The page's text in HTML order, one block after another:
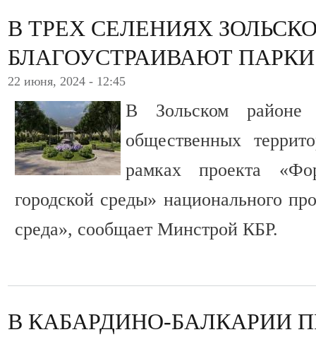
В ТРЕХ СЕЛЕНИЯХ
БЛАГОУСТРАИВАЮТ
22 июня, 2024 - 12:45
В Зольском районе
общественных
рамках проекта
городской среды» национального
среда», сообщает Минстрой КБР.
В КАБАРДИНО-БАЛКАРИИ